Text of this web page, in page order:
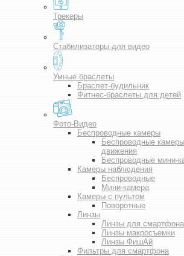
Трекеры
Стабилизаторы для видео
Умные браслеты
Браслет-будильник
Фитнес-браслеты для детей
Фото-Видео
Беспроводные камеры
Беспроводные
движения
Беспроводные мини-
Камеры наблюдения
Беспроводные
Мини-камера
Камеры с пультом
Поворотные
Линзы
Линзы для смартфона
Линзы макросъемки
Линзы ФишАй
Фильтры для смартфона